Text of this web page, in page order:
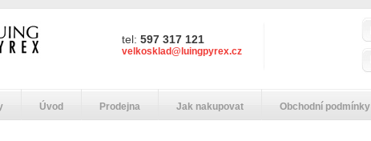
tel: 597 317 121
velkosklad@luingpyrex.cz
Úvod Prodejna Jak nakupovat Obchodní podmínky